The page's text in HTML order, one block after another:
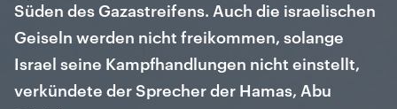
Süden des Gazastreifens. Auch die israelischen
Geiseln werden nicht freikommen, solange
Israel seine Kampfhandlungen nicht einstellt,
verkündete der Sprecher der Hamas, Abu